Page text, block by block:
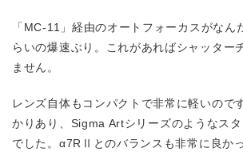
「MC-11」経由のオートフォーカスがなん
らいの爆速ぶり。これがあればシャッター
ません。
レンズ自体もコンパクトで非常に軽いので
かりあり、Sigma Artシリーズのようなス
でした。α7RⅡとのバランスも非常に良かっ